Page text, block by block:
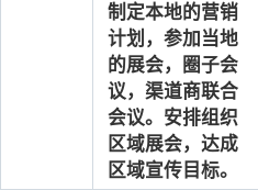
制定本地的营销
计划，参加当地
的展会，圈子会
议，渠道商联合
会议。安排组织
区域展会，达成
区域宣传目标。